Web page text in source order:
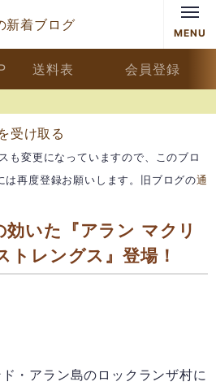
新着ブログ
MENU
送料表 会員登録
受け取る
も変更になっていますので、このブロ
は再度登録お願いします。旧ブログの通
効いた『アラン マクリ
トレングス』登場！
・アラン島のロックランザ村に